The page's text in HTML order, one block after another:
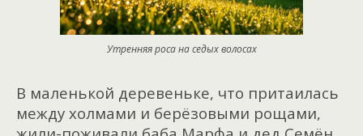
Утренняя роса на седых волосах
В маленькой деревеньке, что притаилась
между холмами и берёзовыми рощами,